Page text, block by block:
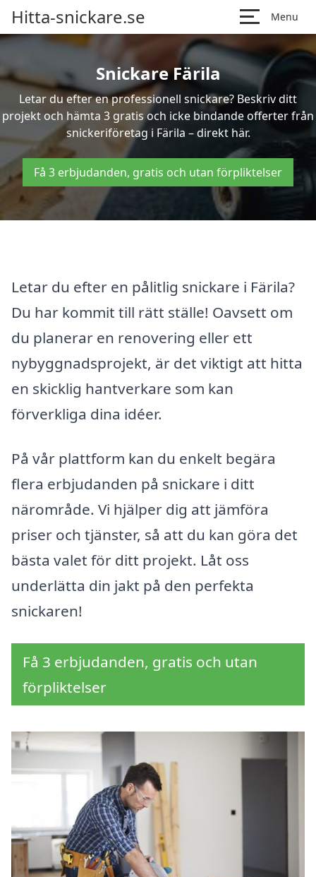
Hitta-snickare.se Menu
Snickare Färila
Letar du efter en professionell snickare? Beskriv ditt
projekt och hämta 3 gratis och icke bindande offerter från
snickeriföretag i Färila – direkt här.
Få 3 erbjudanden, gratis och utan förpliktelser
Letar du efter en pålitlig snickare i Färila?
Du har kommit till rätt ställe! Oavsett om
du planerar en renovering eller ett
nybyggnadsprojekt, är det viktigt att hitta
en skicklig hantverkare som kan
förverkliga dina idéer.
På vår plattform kan du enkelt begära
flera erbjudanden på snickare i ditt
närområde. Vi hjälper dig att jämföra
priser och tjänster, så att du kan göra det
bästa valet för ditt projekt. Låt oss
underlätta din jakt på den perfekta
snickaren!
Få 3 erbjudanden, gratis och utan
förpliktelser